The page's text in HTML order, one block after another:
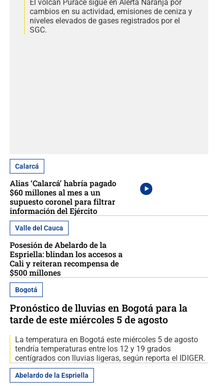
El volcán Puracé sigue en Alerta Naranja por
cambios en su actividad, emisiones de ceniza y
niveles elevados de gases registrados por el
SGC.
Calarcá
Alias ‘Calarcá’ habría pagado
$60 millones al mes a un
supuesto coronel para filtrar
información del Ejército
Valle del Cauca
Posesión de Abelardo de la
Espriella: blindan los accesos a
Cali y reiteran recompensa de
$500 millones
Bogotá
Pronóstico de lluvias en Bogotá para la
tarde de este miércoles 5 de agosto
La temperatura en Bogotá este miércoles 5 de agosto
tendría temperaturas entre los 12 y 19 grados
centígrados con lluvias ligeras, según reporta el IDIGER.
Abelardo de la Espriella